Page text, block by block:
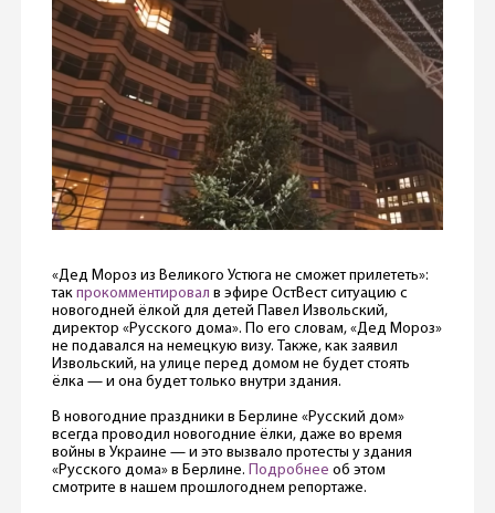
«Дед Мороз из Великого Устюга не сможет прилететь»:
так прокомментировал в эфире ОстВест ситуацию с
новогодней ёлкой для детей Павел Извольский,
директор «Русского дома». По его словам, «Дед Мороз»
не подавался на немецкую визу. Также, как заявил
Извольский, на улице перед домом не будет стоять
ёлка — и она будет только внутри здания.
В новогодние праздники в Берлине «Русский дом»
всегда проводил новогодние ёлки, даже во время
войны в Украине — и это вызвало протесты у здания
«Русского дома» в Берлине.
Подробнее об этом
смотрите в нашем прошлогоднем репортаже.